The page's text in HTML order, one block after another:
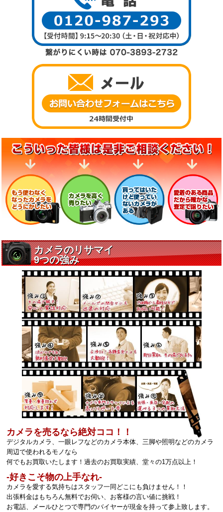
カメラを売るなら絶対ココ！！
デジタルカメラ、一眼レフなどのカメラ本体、三脚や照明などのカメラ
周辺で使われるモノなら
何でもお買取いたします！過去のお買取実績、堂々の1万点以上！
‐好きこそ物の上手なれ‐
カメラを愛する気持ちはスタッフ一同どこにも負けません！！
出張料金はもちろん無料でお伺い、お客様の言い値に挑戦！
お電話、メールひとつで専門のバイヤーが現金を持って参上致します。